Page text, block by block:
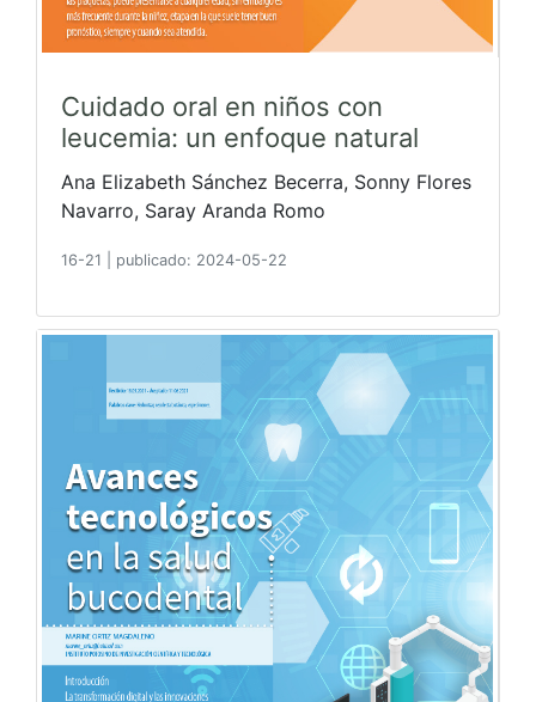
Cuidado oral en niños con
leucemia: un enfoque natural
Ana Elizabeth Sánchez Becerra, Sonny Flores
Navarro, Saray Aranda Romo
16-21 publicado: 2024-05-22